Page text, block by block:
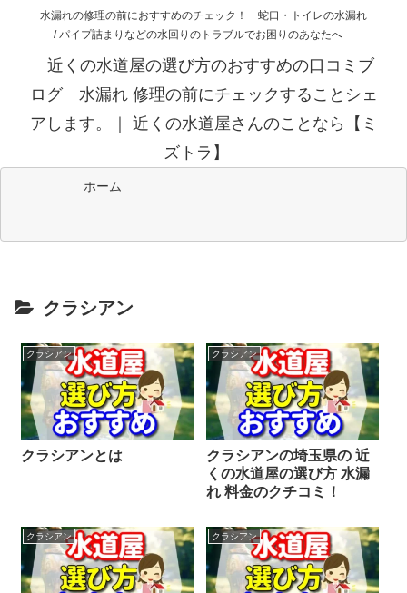
水漏れの修理の前におすすめのチェック！ 蛇口・トイレの水漏れ
/ パイプ詰まりなどの水回りのトラブルでお困りのあなたへ
近くの水道屋の選び方のおすすめの口コミブ
ログ 水漏れ 修理の前にチェックすることシェ
アします。｜ 近くの水道屋さんのことなら【ミ
ズトラ】
ホーム
クラシアン
クラシアン
クラシアンとは
クラシアン
クラシアンの埼玉県の 近
くの水道屋の選び方 水漏
れ 料金のクチコミ！
クラシアン クラシアン